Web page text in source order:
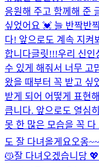
응원해 주고 함께해 준
싶었어요 💓 늘 반짝반
다! 앞으로도 계속 지켜
합니다글릿!!!우리 신인
수 있게 해줘서 너무 고
왔을 때부터 꼭 받고 싶
받게 되어 어떻게 표현
큽니다. 앞으로도 열심
못 한 많은 모습을 꼭 다
도 잘 다녀올게요오옹
😽잘 다녀오겠습니당